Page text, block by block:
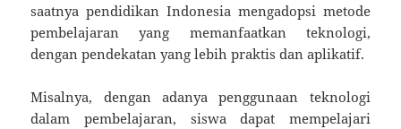
saatnya pendidikan Indonesia mengadopsi metode
pembelajaran yang memanfaatkan teknologi,
dengan pendekatan yang lebih praktis dan aplikatif.
Misalnya, dengan adanya penggunaan teknologi
dalam pembelajaran, siswa dapat mempelajari